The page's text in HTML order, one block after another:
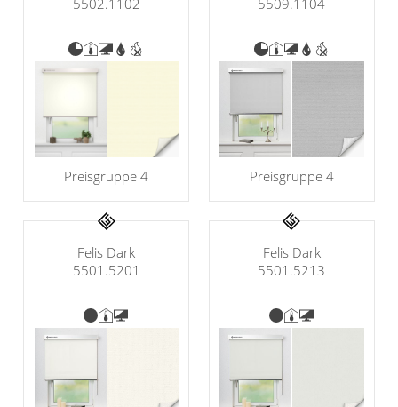
Stoffe
5502.1102
Preisgruppe 4
5509.1104
Preisgruppe 4
Felis Dark
5501.5201
Felis Dark
5501.5213